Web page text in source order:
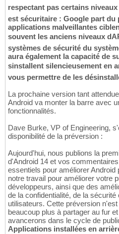
respectant pas certains niveaux
est sécuritaire : Google part du
applications malveillantes
souvent les anciens niveaux
systèmes de sécurité du
aura également la capacité de
sinstallent silencieusement en
vous permettre de les
La prochaine version tant
Android va monter la barre avec
fonctionnalités.
Dave Burke, VP of Engineering,
disponibilité de la préversion :
Aujourd'hui, nous publions la
d'Android 14 et vos
essentiels pour améliorer Android
notre travail pour améliorer votre
développeurs, ainsi que des
de la confidentialité, de la
utilisateurs. Cette préversion
beaucoup plus à partager au fur
avancerons dans le cycle de
Applications installées en